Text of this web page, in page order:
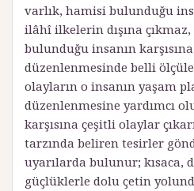
varlık, hamisi bulunduğu
ilâhî ilkelerin dışına
bulunduğu insanın
düzenlenmesinde belli
olayların o insanın yaşam
düzenlenmesine yardımcı
karşısına çeşitli olaylar
tarzında beliren tesirler
uyarılarda bulunur; kısaca,
güçlüklerle dolu çetin